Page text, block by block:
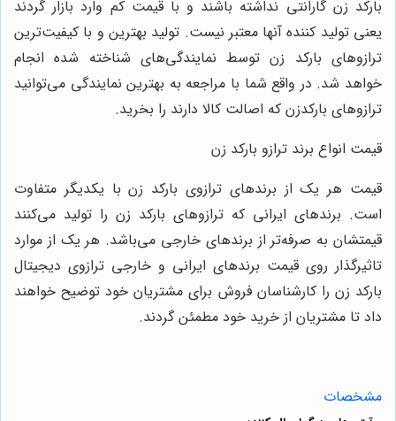
بارکد زن گارانتی نداشته باشند و با قیمت کم وارد بازار گردند
یعنی تولید کننده آنها معتبر نیست. تولید بهترین و با کیفیت‌ترین
ترازوهای بارکد زن توسط نمایندگی‌های شناخته شده انجام
خواهد شد. در واقع شما با مراجعه به بهترین نمایندگی می‌توانید
ترازوهای بارکدزن که اصالت کالا دارند را بخرید.
قیمت انواع برند ترازو بارکد زن
قیمت هر یک از برندهای ترازوی بارکد زن با یکدیگر متفاوت
است. برندهای ایرانی که ترازوهای بارکد زن را تولید می‌کنند
قیمتشان به صرفه‌تر از برندهای خارجی می‌باشد. هر یک از موارد
تاثیرگذار روی قیمت برندهای ایرانی و خارجی ترازوی دیجیتال
بارکد زن را کارشناسان فروش برای مشتریان خود توضیح خواهند
داد تا مشتریان از خرید خود مطمئن گردند.
مشخصات